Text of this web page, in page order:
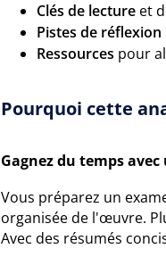
Clés de lecture et
Pistes de réflexion
Ressources pour
Pourquoi cette
Gagnez du temps
Vous préparez un
organisée de l'œuvre.
Avec des résumés